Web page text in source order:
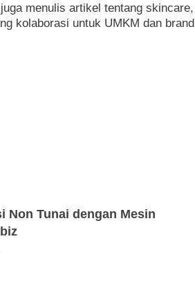
menulis artikel tentang skincare,
kolaborasi untuk UMKM dan brand
Non Tunai dengan Mesin